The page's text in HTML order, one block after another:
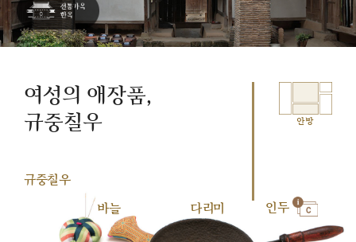
여성의 애장품,
규중칠우
안방
규중칠우
바늘
다리미 인두